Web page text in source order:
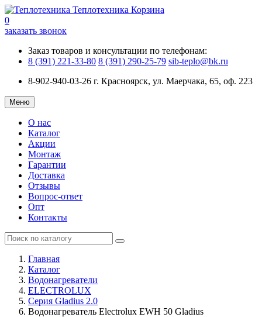
Теплотехника Корзина
0
заказать звонок
Заказ товаров и консультации по телефонам:
8 (391) 221-33-80 8 (391) 290-25-79 sib-teplo@bk.ru
8-902-940-03-26 г. Красноярск, ул. Маерчака, 65, оф. 223
Меню
О нас
Каталог
Акции
Монтаж
Гарантии
Доставка
Отзывы
Вопрос-ответ
Опт
Контакты
Главная
Каталог
Водонагреватели
ELECTROLUX
Серия Gladius 2.0
Водонагреватель Electrolux EWH 50 Gladius